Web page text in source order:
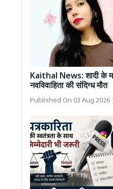
Kaithal News: शादी के
नवविवाहिता की संदिग्ध मौत
Published On 03 Aug 2026